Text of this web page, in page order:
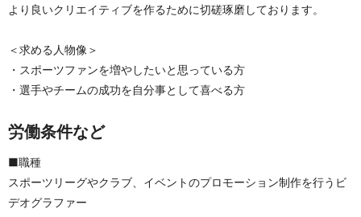
より良いクリエイティブを作るために切磋琢磨しております。
＜求める人物像＞
・スポーツファンを増やしたいと思っている方
・選手やチームの成功を自分事として喜べる方
労働条件など
■職種
スポーツリーグやクラブ、イベントのプロモーション制作を行うビ
デオグラファー